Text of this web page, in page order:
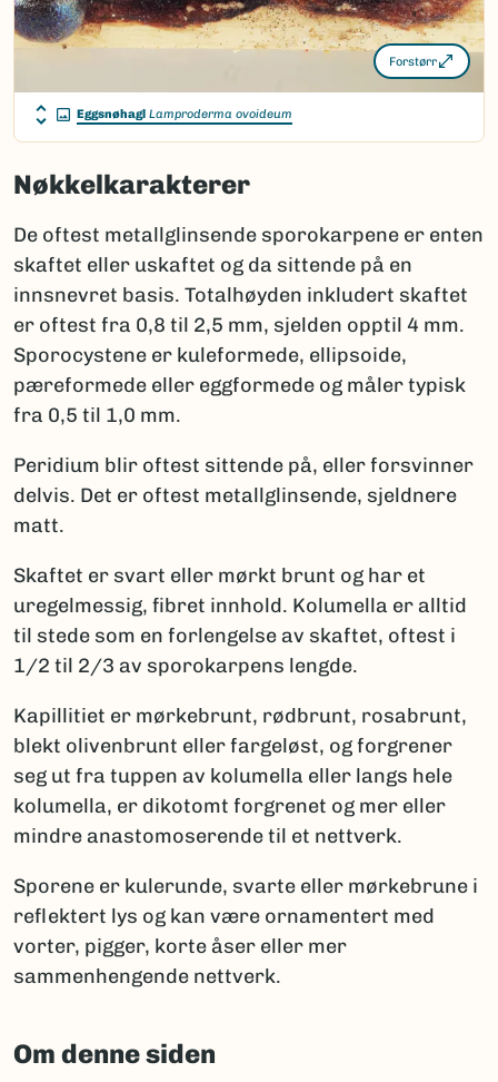
Forstørr
Eggsnøhagl Lamproderma ovoideum
Nøkkelkarakterer
De oftest metallglinsende sporokarpene er enten
skaftet eller uskaftet og da sittende på en
innsnevret basis. Totalhøyden inkludert skaftet
er oftest fra 0,8 til 2,5 mm, sjelden opptil 4 mm.
Sporocystene er kuleformede, ellipsoide,
pæreformede eller eggformede og måler typisk
fra 0,5 til 1,0 mm.
Peridium blir oftest sittende på, eller forsvinner
delvis. Det er oftest metallglinsende, sjeldnere
matt.
Skaftet er svart eller mørkt brunt og har et
uregelmessig, fibret innhold. Kolumella er alltid
til stede som en forlengelse av skaftet, oftest i
1/2 til 2/3 av sporokarpens lengde.
Kapillitiet er mørkebrunt, rødbrunt, rosabrunt,
blekt olivenbrunt eller fargeløst, og forgrener
seg ut fra tuppen av kolumella eller langs hele
kolumella, er dikotomt forgrenet og mer eller
mindre anastomoserende til et nettverk.
Sporene er kulerunde, svarte eller mørkebrune i
reflektert lys og kan være ornamentert med
vorter, pigger, korte åser eller mer
sammenhengende nettverk.
Om denne siden